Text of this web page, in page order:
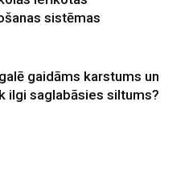
sistēmas
gaidāms karstums un
ilgi saglabāsies siltums?